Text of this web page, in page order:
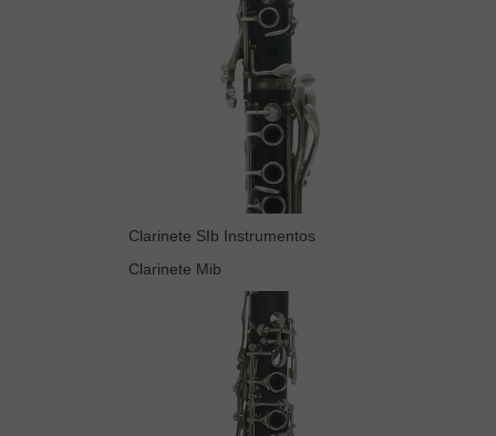
Clarinete SIb Instrumentos
Clarinete Mib